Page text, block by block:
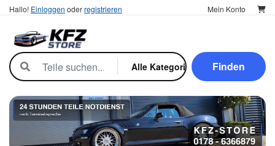
Hallo! Einloggen oderregistrieren Mein Konto
Finden